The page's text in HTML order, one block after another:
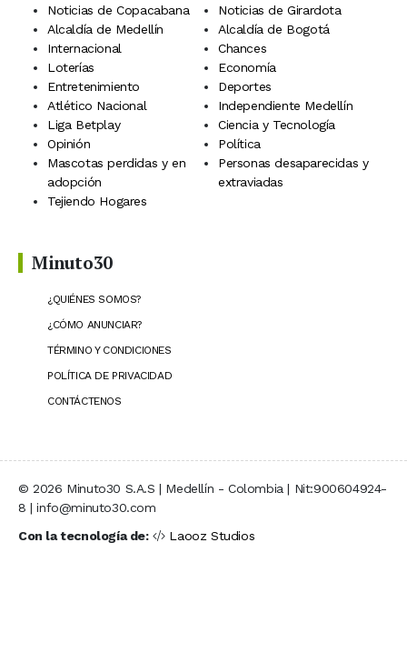
Noticias de Copacabana
Noticias de Girardota
Alcaldía de Medellín
Alcaldía de Bogotá
Internacional
Chances
Loterías
Economía
Entretenimiento
Deportes
Atlético Nacional
Independiente Medellín
Liga Betplay
Ciencia y Tecnología
Opinión
Política
Mascotas perdidas y en
adopción
Personas desaparecidas y
extraviadas
Tejiendo Hogares
Minuto30
¿QUIÉNES SOMOS?
¿CÓMO ANUNCIAR?
TÉRMINO Y CONDICIONES
POLÍTICA DE PRIVACIDAD
CONTÁCTENOS
© 2026 Minuto30 S.A.S | Medellín - Colombia | Nit:900604924-
8 | info@minuto30.com
Con la tecnología de:
Laooz Studios